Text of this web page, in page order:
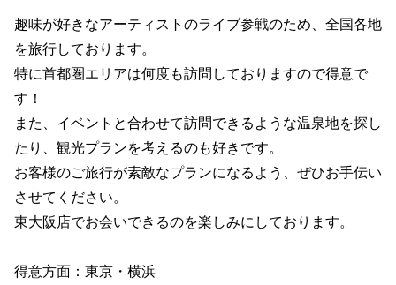
趣味が好きなアーティストのライブ参戦のため、全国各地
を旅行しております。
特に首都圏エリアは何度も訪問しておりますので得意で
す！
また、イベントと合わせて訪問できるような温泉地を探し
たり、観光プランを考えるのも好きです。
お客様のご旅行が素敵なプランになるよう、ぜひお手伝い
させてください。
東大阪店でお会いできるのを楽しみにしております。
得意方面：東京・横浜